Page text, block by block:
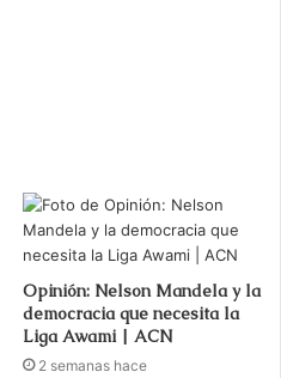
Opinión: Nelson Mandela y la
democracia que necesita la
Liga Awami | ACN
2 semanas hace